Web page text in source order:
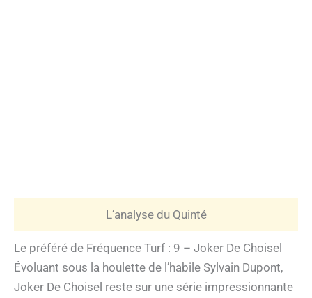
L’analyse du Quinté
Le préféré de Fréquence Turf : 9 – Joker De Choisel
Évoluant sous la houlette de l’habile Sylvain Dupont,
Joker De Choisel reste sur une série impressionnante